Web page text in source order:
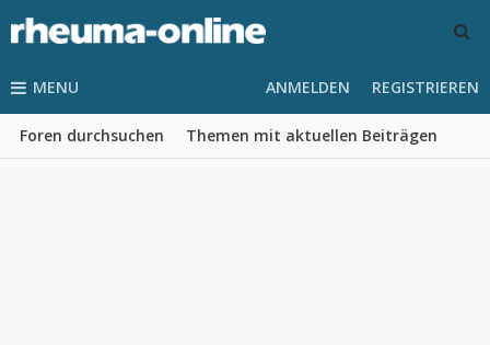
MENU
Foren durchsuchen Themen mit aktuellen Beiträgen
ANMELDEN REGISTRIEREN